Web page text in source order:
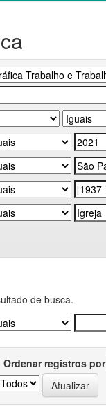
de busca.
Ordenar registros por